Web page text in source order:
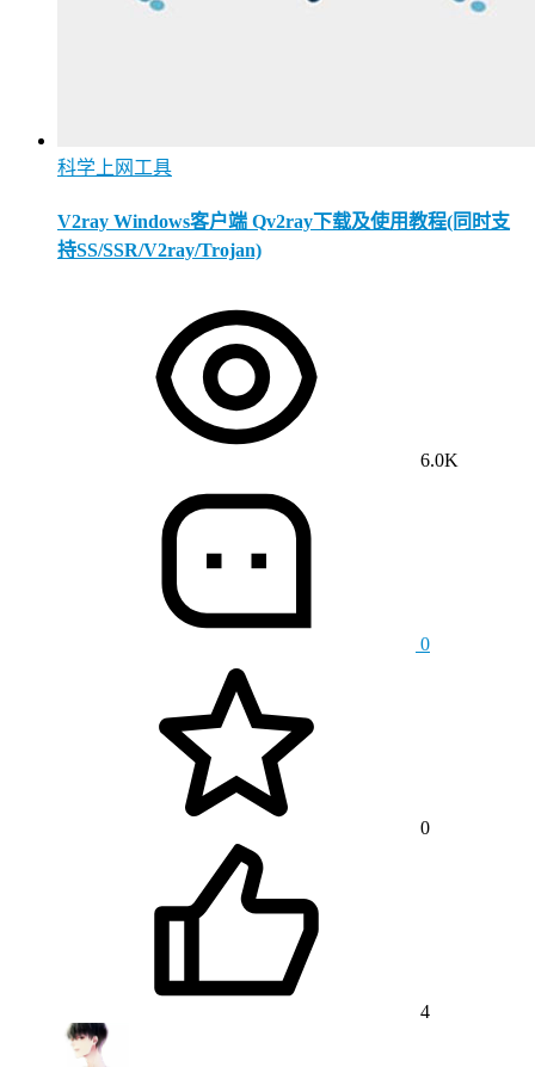
科学上网工具
V2ray Windows客户端 Qv2ray下载及使用教程(同时支
持SS/SSR/V2ray/Trojan)
6.0K
0
0
4